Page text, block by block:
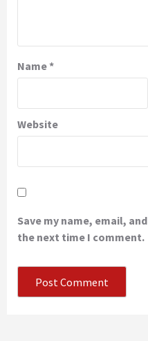
Name*
Website
Save my name, email,
the next time I comment.